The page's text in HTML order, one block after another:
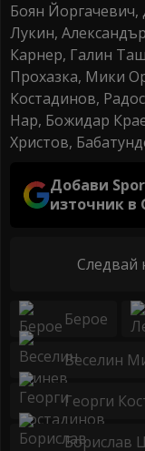
Боян
Лукин,
Карнер, Галин
Прохазка, Мики
Костадинов,
Нар, Божидар
Христов,
Добави
източник в
Следвай
Берое
Веселин
Георги
Борислав